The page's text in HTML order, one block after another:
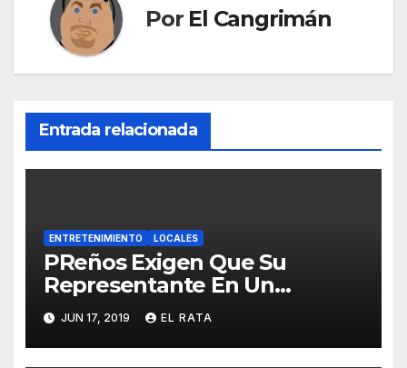
Por El Cangrimán
Entrada relacionada
ENTRETENIMIENTO LOCALES
PReños Exigen Que Su
Representante En Un
Concurso Superficial E
Irrelevante Sea «Boricua De
Pura Cepa»
JUN 17, 2019 EL RATA